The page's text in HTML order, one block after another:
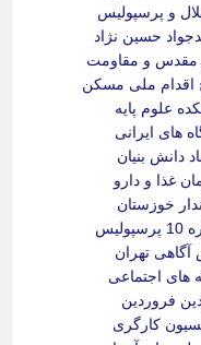
و پرسپولیس
حسین نژاد
مقدس و مقاومت
ملی مسکن
علوم پایه
های ایرانی
دانش بنیان
غذا و دارو
خوزستان
آگاهی تهران
های اجتماعی
فروردین
کارگری